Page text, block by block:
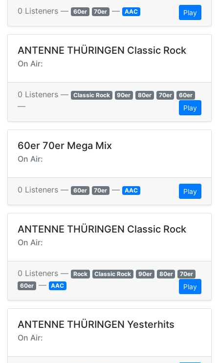
0 Listeners — 60er 70er — AAC Play
ANTENNE THÜRINGEN Classic Rock
On Air:
0 Listeners — Classic Rock 90er 80er 70er 60er
— Play
60er 70er Mega Mix
On Air:
0 Listeners — 60er 70er — AAC Play
ANTENNE THÜRINGEN Classic Rock
On Air:
0 Listeners — Rock Classic Rock 90er 80er
70er
60er — AAC Play
ANTENNE THÜRINGEN Yesterhits
On Air: